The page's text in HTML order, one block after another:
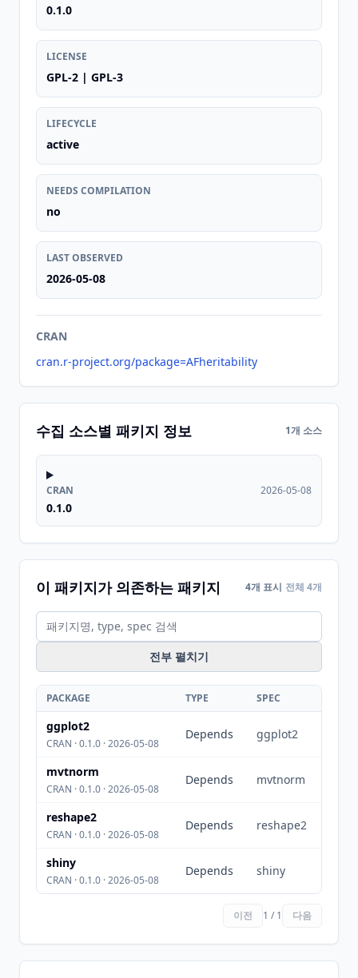
0.1.0
LICENSE
GPL-2 | GPL-3
LIFECYCLE
active
NEEDS COMPILATION
no
LAST OBSERVED
2026-05-08
CRAN
cran.r-project.org/package=AFheritability
수집 소스별 패키지 정보 1개 소스
CRAN
0.1.0
2026-05-08
이 패키지가 의존하는 패키지 4개 표시 전체 4개
전부 펼치기
PACKAGE TYPE SPEC
ggplot2
CRAN · 0.1.0 · 2026-05-08
Depends ggplot2
mvtnorm
CRAN · 0.1.0 · 2026-05-08
Depends mvtnorm
reshape2
CRAN · 0.1.0 · 2026-05-08
Depends reshape2
shiny
CRAN · 0.1.0 · 2026-05-08
Depends shiny
이전 1 / 1 다음